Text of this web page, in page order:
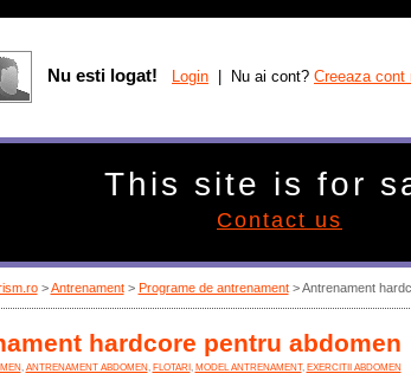
>Antrenament> Programe de antrenament> Antrenament
hardcore pentru abdomen
, ANTRENAMENT ABDOMEN, FLOTARI , MODEL ANTRENAMENT, EXERCITII ABDOMEN
Nu esti logat! Login | Nu ai cont? Creeaza cont
This site is for
Contact us